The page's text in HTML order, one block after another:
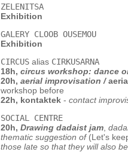
ZELENITSA
Exhibition
GALERY CLOOB OUSEMOU
Exhibition
CIRCUS alias CIRKUSARNA
18h, circus workshop: dance
20h, aerial improvisation /
workshop before
22h, kontaktek - contact
SOCIAL CENTRE
20h, Drawing dadaist jam
thematic suggestion of (Let's
those late so that they will also